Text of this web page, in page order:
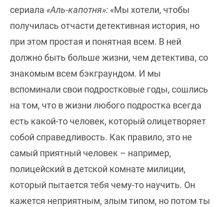
сериала «Аль-капотня»: «Мы хотели, чтобы
получилась отчасти детективная история, но
при этом простая и понятная всем. В ней
должно быть больше жизни, чем детектива, со
знакомым всем бэкграундом. И мы
вспоминали свои подростковые годы, сошлись
на том, что в жизни любого подростка всегда
есть какой-то человек, который олицетворяет
собой справедливость. Как правило, это не
самый приятный человек – например,
полицейский в детской комнате милиции,
который пытается тебя чему-то научить. Он
кажется неприятным, злым типом, но потом ты